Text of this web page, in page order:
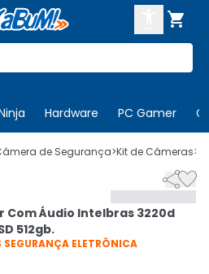

Hardware PC Gamer
SE
de Segurança>Kit de Câmeras>

Com Áudio Intelbras 3220d
512gb.
SEGURANÇA ELETRÔNICA